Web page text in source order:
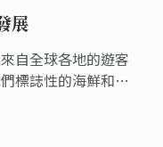
展
自全球各地的遊客
標誌性的海鮮和極
來了850萬的遊客